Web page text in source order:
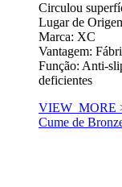
Circulou
Lugar de
Marca: XC
Vantagem:
Função: Anti-
deficientes
VIEW_MORE
Cume de